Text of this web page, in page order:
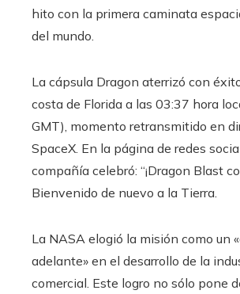
hito con la primera caminata
del mundo.
La cápsula Dragon aterrizó con
costa de Florida a las 03:37 hora
GMT), momento retransmitido en
SpaceX. En la página de redes
compañía celebró: “¡Dragon Blast
Bienvenido de nuevo a la Tierra.
La NASA elogió la misión como un
adelante» en el desarrollo de la
comercial. Este logro no sólo pone